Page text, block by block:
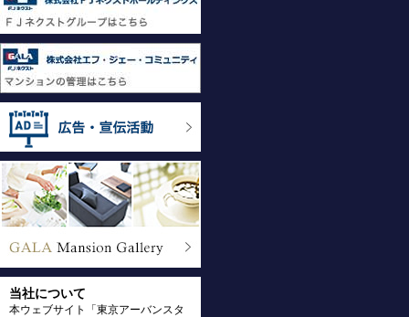
当社について
本ウェブサイト「東京アーバンスタ